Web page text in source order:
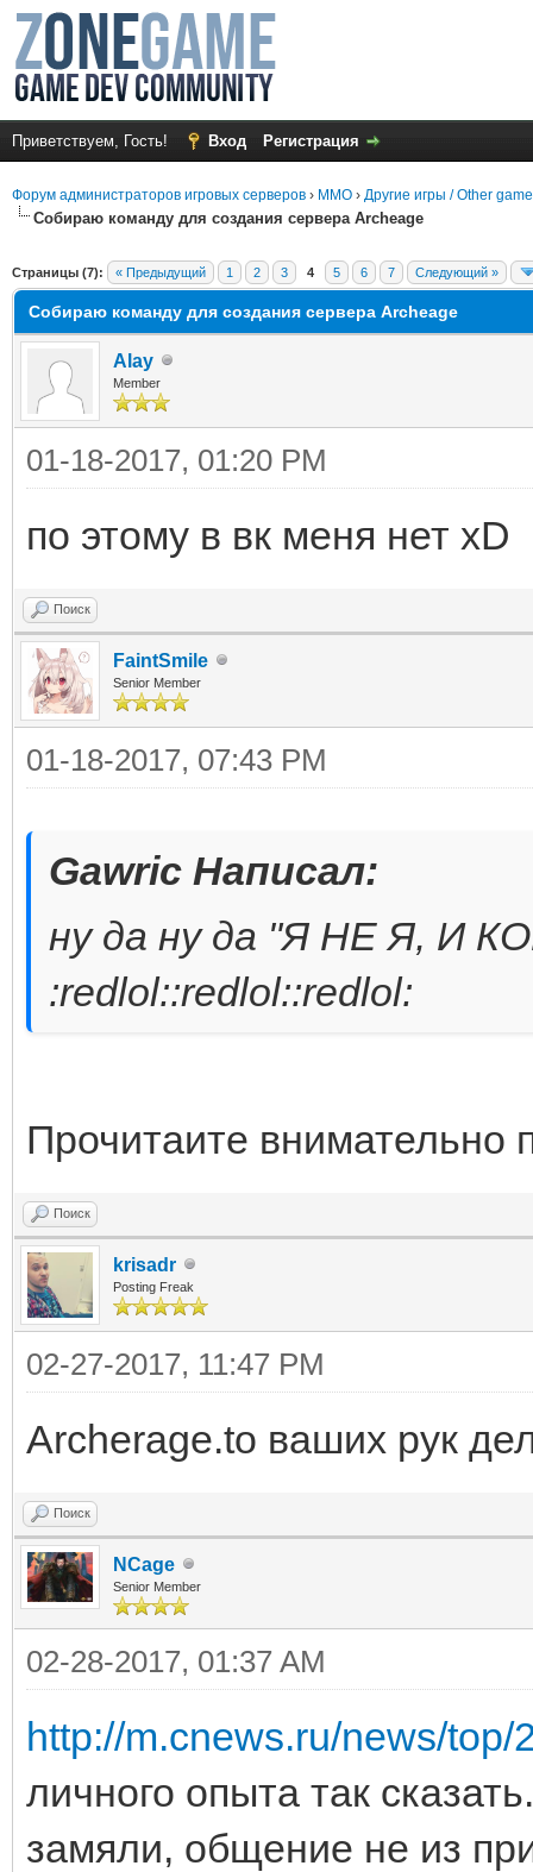
Приветствуем, Гость! Вход Регистрация
Форум администраторов игровых серверов › MMO › Другие игры / Other
Собираю команду для создания сервера Archeage
Страницы (7): « Предыдущий 1 2 3 4 5 6 7 Следующий »
Собираю команду для создания сервера Archeage
Alay
Member
01-18-2017, 01:20 PM
по этому в вк меня нет xD
Поиск
FaintSmile
Senior Member
01-18-2017, 07:43 PM
Gawric Написал:
ну да ну да "Я НЕ Я, И
:redlol::redlol::redlol:
Прочитаите внимательно
Поиск
krisadr
Posting Freak
02-27-2017, 11:47 PM
Archerage.to ваших рук
Поиск
NCage
Senior Member
02-28-2017, 01:37 AM
http://m.cnews.ru/news/
личного опыта так
замяли, общение не из